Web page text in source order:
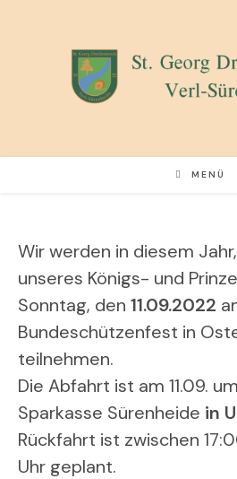
MENÜ
Wir werden in diesem
unseres Königs- und
Sonntag, den 11.09.2022
Bundeschützenfest in
teilnehmen.
Die Abfahrt ist am 11.09. um
Sparkasse Sürenheide in
Rückfahrt ist zwischen
Uhr geplant.